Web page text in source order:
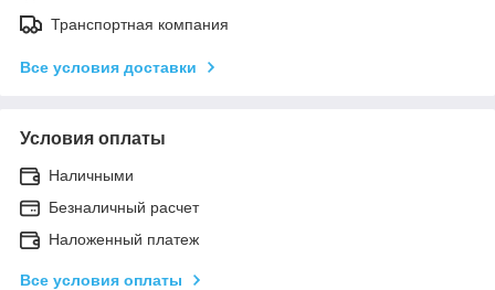
Транспортная компания
Все условия доставки
Условия оплаты
Наличными
Безналичный расчет
Наложенный платеж
Все условия оплаты